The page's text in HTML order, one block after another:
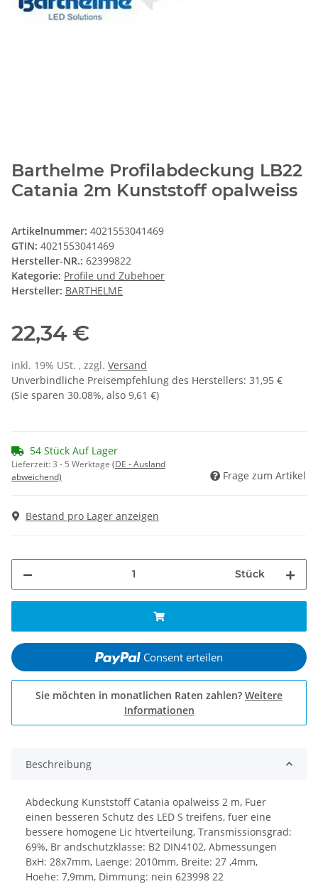
Barthelme Profilabdeckung LB22
Catania 2m Kunststoff opalweiss
Artikelnummer: 4021553041469
GTIN: 4021553041469
Hersteller-NR.: 62399822
Kategorie: Profile und Zubehoer
Hersteller: BARTHELME
22,34 €
inkl. 19% USt. , zzgl. Versand
Unverbindliche Preisempfehlung des Herstellers: 31,95 €
(Sie sparen 30.08%, also 9,61 €)
54 Stück Auf Lager
Lieferzeit:3 - 5 Werktage (DE - Ausland
abweichend)
Frage zum Artikel
Bestand pro Lager anzeigen
Stück
Consent erteilen
Sie möchten in monatlichen Raten zahlen? Weitere
Informationen
Beschreibung
Abdeckung Kunststoff Catania opalweiss 2 m, Fuer
einen besseren Schutz des LED S treifens, fuer eine
bessere homogene Lic htverteilung, Transmissionsgrad:
69%, Br andschutzklasse: B2 DIN4102, Abmessungen
BxH: 28x7mm, Laenge: 2010mm, Breite: 27 ,4mm,
Hoehe: 7,9mm, Dimmung: nein 623998 22